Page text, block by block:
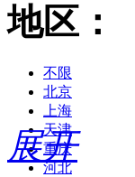
地区：
不限
北京
上海
天津
重庆
河北
展开